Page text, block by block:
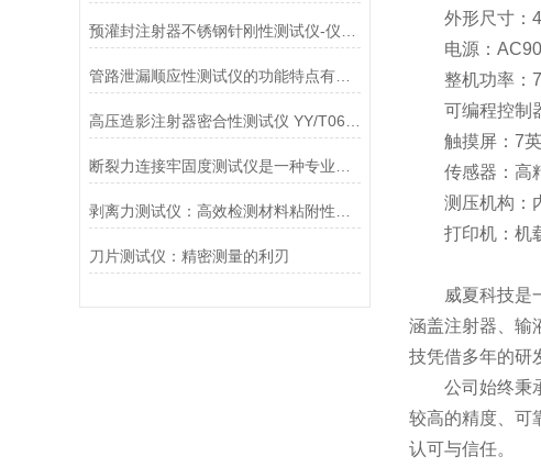
管路泄漏顺应性测试仪的功能特点有哪些?
刀片测试仪：精密测量的利刃
外形尺寸：
电源：
整机功率：
可编程控制
触摸屏：7英
传感器：高
测压机构：
打印机：机
威夏科技是
涵盖注射器、输
技凭借多年的研
公司始终秉承
较高的精度、可
认可与信任。